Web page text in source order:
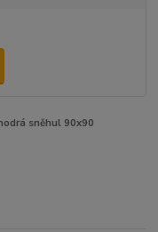
sněhul 90x90